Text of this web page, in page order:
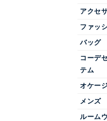
アクセ
ファッ
バッグ
コーデ
テム
オケー
メンズ
ルーム